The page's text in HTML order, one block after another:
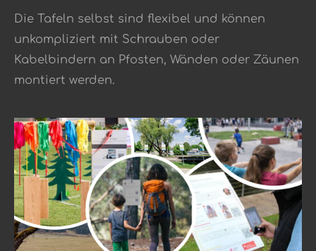
Die Tafeln selbst sind flexibel und können
unkompliziert mit Schrauben oder
Kabelbindern an Pfosten, Wänden oder Zäunen
montiert werden.